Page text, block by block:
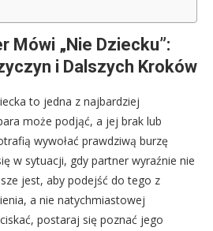
Mówi „Nie Dziecku”:
i Dalszych Kroków
to jedna z najbardziej
może podjąć, a jej brak lub
wywołać prawdziwą burzę
w sytuacji, gdy partner wyraźnie nie
jest, aby podejść do tego z
a nie natychmiastowej
postaraj się poznać jego